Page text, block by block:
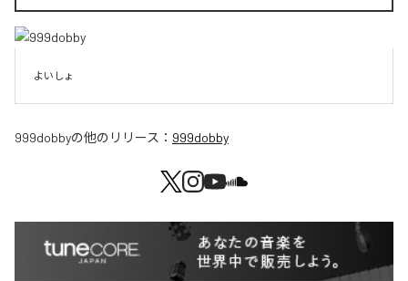
よいしょ
999dobbyの他のリリース： 999dobby